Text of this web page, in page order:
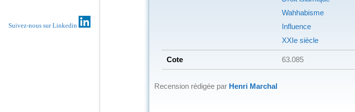
Suivez-nous sur Linkedin
Wahhabisme
Influence
XXIe siècle
Cote 63.085
Recension rédigée par Henri Marchal